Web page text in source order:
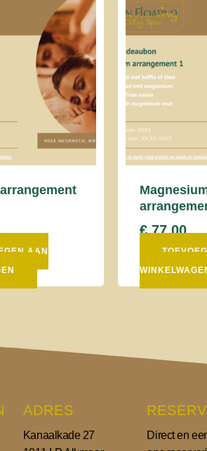
AAN
€77,00
ADRES
Kanaalkade 27
Direct en